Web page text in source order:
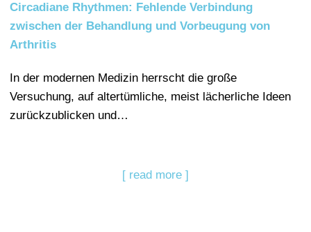
Circadiane Rhythmen: Fehlende Verbindung
zwischen der Behandlung und Vorbeugung von
Arthritis
In der modernen Medizin herrscht die große
Versuchung, auf altertümliche, meist lächerliche Ideen
zurückzublicken und…
[ read more ]